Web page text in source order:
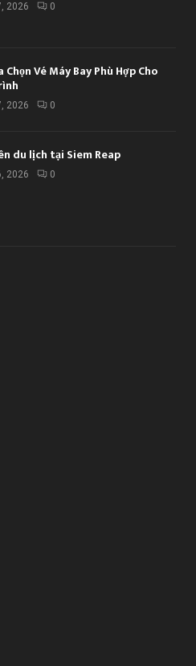
2026 0
Chọn Vé Máy Bay Phù Hợp Cho
2026 0
du lịch tại Siem Reap
2026 0